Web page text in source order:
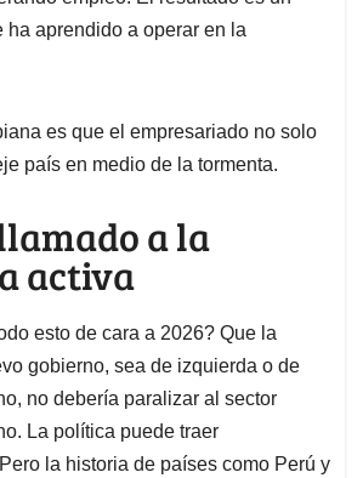
ha aprendido a operar en la
es que el empresariado no solo
país en medio de la tormenta.
a la
activa
esto de cara a 2026? Que la
gobierno, sea de izquierda o de
no debería paralizar al sector
La política puede traer
la historia de países como Perú y